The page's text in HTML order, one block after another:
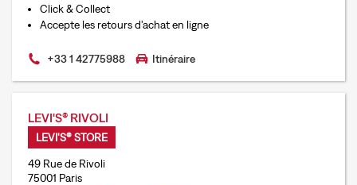
Click & Collect
Accepte les retours d'achat en ligne
+33 1 42775988 Itinéraire
LEVI'S® RIVOLI
LEVI'S® STORE
49 Rue de Rivoli
75001 Paris